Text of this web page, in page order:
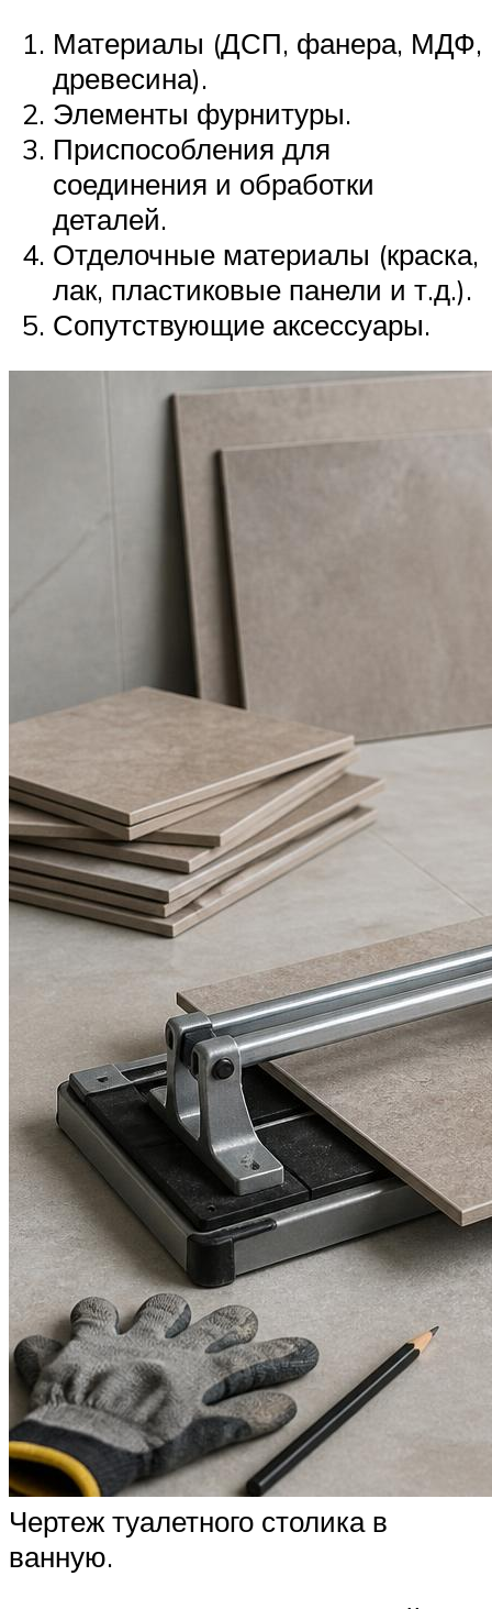
Материалы (ДСП, фанера, МДФ,
древесина).
Элементы фурнитуры.
Приспособления для
соединения и обработки
деталей.
Отделочные материалы (краска,
лак, пластиковые панели и т.д.).
Сопутствующие аксессуары.
Чертеж туалетного столика в
ванную.